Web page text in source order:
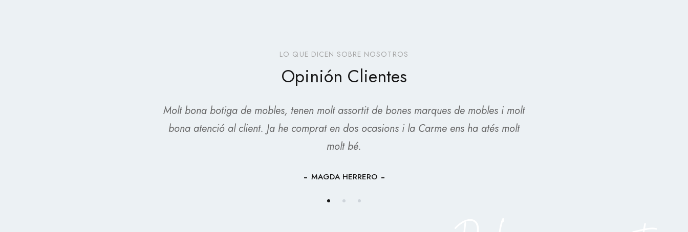
LO QUE DICEN SOBRE NOSOTROS
Opinión Clientes
Molt bona botiga de mobles, tenen molt assortit de bones marques de mobles i molt
bona atenció al client. Ja he comprat en dos ocasions i la Carme ens ha atés molt
molt bé.
MAGDA HERRERO